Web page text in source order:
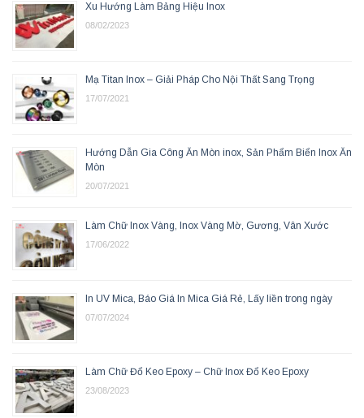
Xu Hướng Làm Bảng Hiệu Inox
08/02/2023
Mạ Titan Inox – Giải Pháp Cho Nội Thất Sang Trọng
17/07/2021
Hướng Dẫn Gia Công Ăn Mòn inox, Sản Phẩm Biển Inox Ăn
Mòn
20/07/2021
Làm Chữ Inox Vàng, Inox Vàng Mờ, Gương, Vân Xước
17/06/2022
In UV Mica, Báo Giá In Mica Giá Rẻ, Lấy liền trong ngày
07/07/2024
Làm Chữ Đổ Keo Epoxy – Chữ Inox Đổ Keo Epoxy
23/08/2023